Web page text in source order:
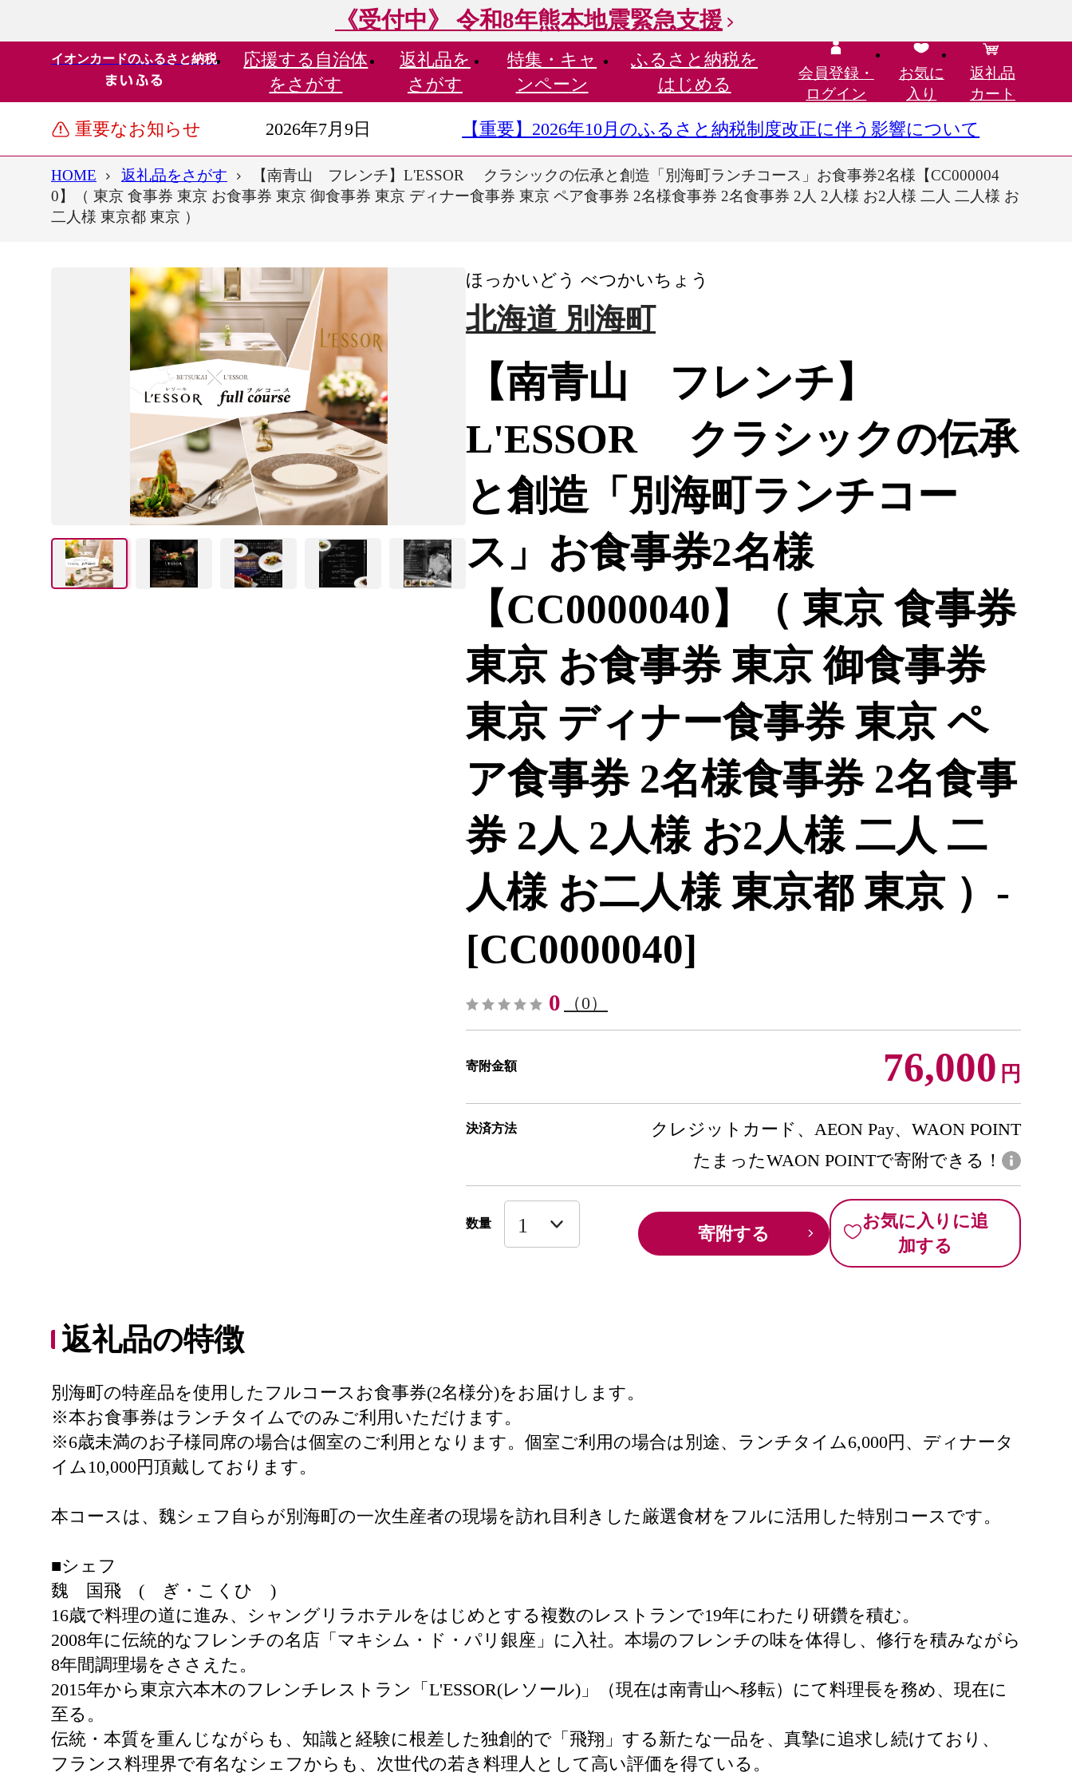
《受付中》 令和8年熊本地震緊急支援
イオンカードのふるさと納税 応援する 自治体
をさがす
返礼品を
さがす
特集・ キャ
ンペーン
ふるさと納税を
はじめる
会員登録・
ログイン
お気に
入り
返礼品
カート
重要なお知らせ 2026年7月9日 【重要】2026年10月のふるさと納税制度改正に伴う影響について
HOME 返礼品をさがす
【南青山 フレンチ】L'ESSOR クラシックの伝承と創造「別海町ランチコース」お食事券2名様【CC000004
0】（ 東京 食事券 東京 お食事券 東京 御食事券 東京 ディナー食事券 東京 ペア食事券 2名様食事券 2名食事券 2人 2人様 お2人様 二人 二人様 お
二人様 東京都 東京 ）
ほっかいどう べつかいちょう
北海道 別海町
【南青山 フレンチ】
L'ESSOR クラシックの伝承
と創造「別海町ランチコー
ス」お食事券2名様
【CC0000040】（ 東京 食事券
東京 お食事券 東京 御食事券
東京 ディナー食事券 東京 ペ
ア食事券 2名様食事券 2名食事
券 2人 2人様 お2人様 二人 二
人様 お二人様 東京都 東京 ）-
[CC0000040]
0 （0）
寄附金額 76,000 円
決済方法
クレジットカード、AEON Pay、WAON POINT
たまったWAON POINTで寄附できる！
数量 寄附する
お気に入りに追
加する
返礼品の特徴
別海町の特産品を使用したフルコースお食事券(2名様分)をお届けします。
※本お食事券はランチタイムでのみご利用いただけます。
※6歳未満のお子様同席の場合は個室のご利用となります。個室ご利用の場合は別途、ランチタイム6,000円、ディナータ
イム10,000円頂戴しております。
本コースは、魏シェフ自らが別海町の一次生産者の現場を訪れ目利きした厳選食材をフルに活用した特別コースです。
■シェフ
魏 国飛 ( ぎ・こくひ )
16歳で料理の道に進み、シャングリラホテルをはじめとする複数のレストランで19年にわたり研鑽を積む。
2008年に伝統的なフレンチの名店「マキシム・ド・パリ銀座」に入社。本場のフレンチの味を体得し、修行を積みながら
8年間調理場をささえた。
2015年から東京六本木のフレンチレストラン「L'ESSOR(レソール)」（現在は南青山へ移転）にて料理長を務め、現在に
至る。
伝統・本質を重んじながらも、知識と経験に根差した独創的で「飛翔」する新たな一品を、真摯に追求し続けており、
フランス料理界で有名なシェフからも、次世代の若き料理人として高い評価を得ている。